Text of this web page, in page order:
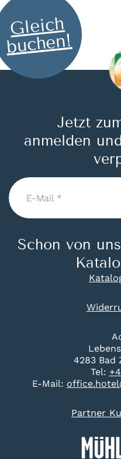
Gleich
buchen!
4283 Bad
Tel:
E-Mail:
Partner
Jetzt
anmelden
E-
Mail
*
Schon von